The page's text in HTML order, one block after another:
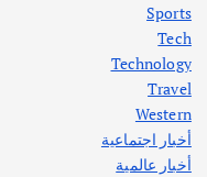
أهم الأخبار
اختتام ورشة السينوغرافيا
أغسطس 3, 2026
Sports
Tech
Technology
Travel
Western
أخبار اجتماعية
أخبار عالمية